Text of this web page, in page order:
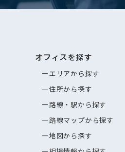
オフィスを探す
エリアから探す
住所から探す
路線・駅から探す
路線マップから探す
地図から探す